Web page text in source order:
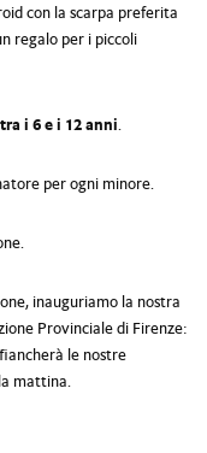
con la scarpa preferita
regalo per i piccoli
tra i 6 e i 12 anni.
per ogni minore.
inauguriamo la nostra
Provinciale di Firenze:
le nostre
mattina.